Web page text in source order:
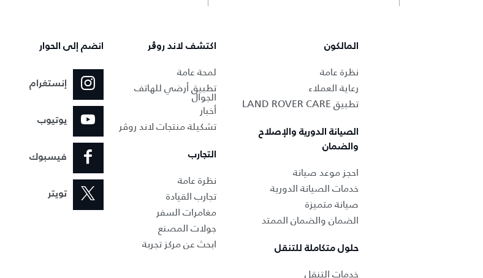
المالكون
نظرة عامة
رعاية العملاء
تطبيق LAND ROVER CARE
الصيانة الدورية والإصلاح
والضمان
احجز موعد صيانة
خدمات الصيانة الدورية
صيانة متميزة
الضمان والضمان الممتد
حلول متكاملة للتنقل
خدمات التنقل
اكتشف لاند روڨر
لمحة عامة
تطبيق أرضي للهاتف
الجوال
أخبار
تشكيلة منتجات لاند روڤر
التجارب
نظرة عامة
تجارب القيادة
مغامرات السفر
جولات المصنع
ابحث عن مركز تجربة
انضم إلى الحوار
إنستغرام
يوتيوب
فيسبوك
تويتر